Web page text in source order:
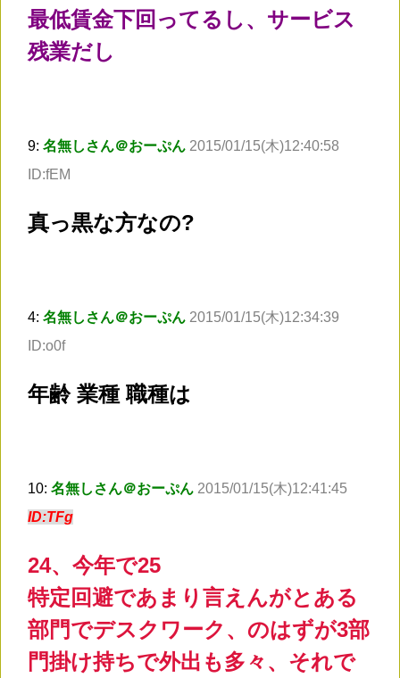
最低賃金下回ってるし、サービス
残業だし
9: 名無しさん＠おーぷん 2015/01/15(木)12:40:58
ID:fEM
真っ黒な方なの?
4: 名無しさん＠おーぷん 2015/01/15(木)12:34:39
ID:o0f
年齢 業種 職種は
10: 名無しさん＠おーぷん 2015/01/15(木)12:41:45
ID:TFg
24、今年で25
特定回避であまり言えんがとある
部門でデスクワーク、のはずが3部
門掛け持ちで外出も多々、それで